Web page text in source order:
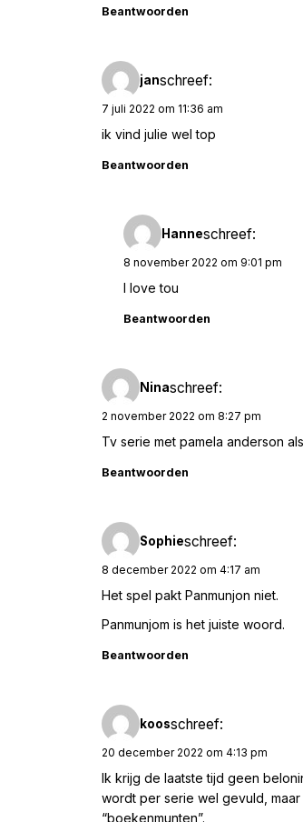
Beantwoorden
janschreef:
7 juli 2022 om 11:36 am
ik vind julie wel top
Beantwoorden
Hanneschreef:
8 november 2022 om 9:01 pm
I love tou
Beantwoorden
Ninaschreef:
2 november 2022 om 8:27 pm
Tv serie met pamela anderson
Beantwoorden
Sophieschreef:
8 december 2022 om 4:17 am
Het spel pakt Panmunjon niet.
Panmunjom is het juiste woord.
Beantwoorden
koosschreef:
20 december 2022 om 4:13 pm
Ik krijg de laatste tijd geen
wordt per serie wel gevuld,
“boekenmunten”.